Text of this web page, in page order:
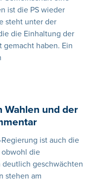
ist die PS wieder
steht unter der
die Einhaltung der
gemacht haben. Ein
Wahlen und der
ist auch die
obwohl die
geschwächten
stehen am